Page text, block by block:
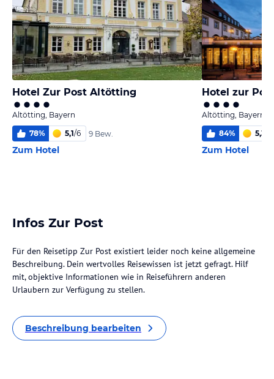
Hotel Zur Post Altötting
Altötting, Bayern
78% 5,1/6 9 Bew.
Zum Hotel
Hotel zur
Altötting, Bayern
84% 5,3
Zum Hotel
Infos Zur Post
Für den Reisetipp Zur Post existiert leider noch keine allgemeine
Beschreibung. Dein wertvolles Reisewissen ist jetzt gefragt. Hilf
mit, objektive Informationen wie in Reiseführern anderen
Urlaubern zur Verfügung zu stellen.
Beschreibung bearbeiten